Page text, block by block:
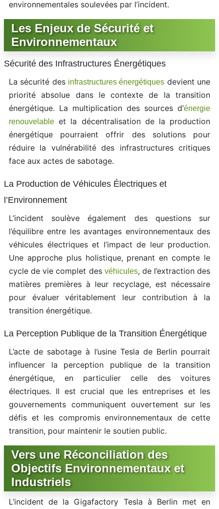
environnementales soulevées par l’incident.
Les Enjeux de Sécurité et
Environnementaux
Sécurité des Infrastructures Énergétiques
La sécurité des infrastructures énergétiques devient une
priorité absolue dans le contexte de la transition
énergétique. La multiplication des sources d’énergie
renouvelable et la décentralisation de la production
énergétique pourraient offrir des solutions pour
réduire la vulnérabilité des infrastructures critiques
face aux actes de sabotage.
La Production de Véhicules Électriques et
l’Environnement
L’incident soulève également des questions sur
l’équilibre entre les avantages environnementaux des
véhicules électriques et l’impact de leur production.
Une approche plus holistique, prenant en compte le
cycle de vie complet des véhicules, de l’extraction des
matières premières à leur recyclage, est nécessaire
pour évaluer véritablement leur contribution à la
transition énergétique.
La Perception Publique de la Transition Énergétique
L’acte de sabotage à l’usine Tesla de Berlin pourrait
influencer la perception publique de la transition
énergétique, en particulier celle des voitures
électriques. Il est crucial que les entreprises et les
gouvernements communiquent ouvertement sur les
défis et les compromis environnementaux de cette
transition, pour maintenir le soutien public.
Vers une Réconciliation des
Objectifs Environnementaux et
Industriels
L’incident de la Gigafactory Tesla à Berlin met en